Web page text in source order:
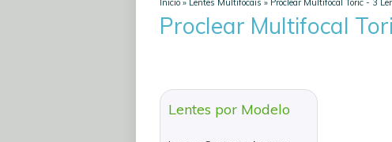
Inicio » Lentes Multifocais » Proclear Multifocal Toric - 3
Proclear Multifocal
Lentes por Modelo